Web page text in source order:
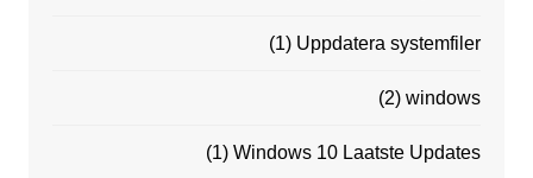
Uppdatera systemfiler
(1)
windows
(2)
Windows 10 Laatste Updates
(1)